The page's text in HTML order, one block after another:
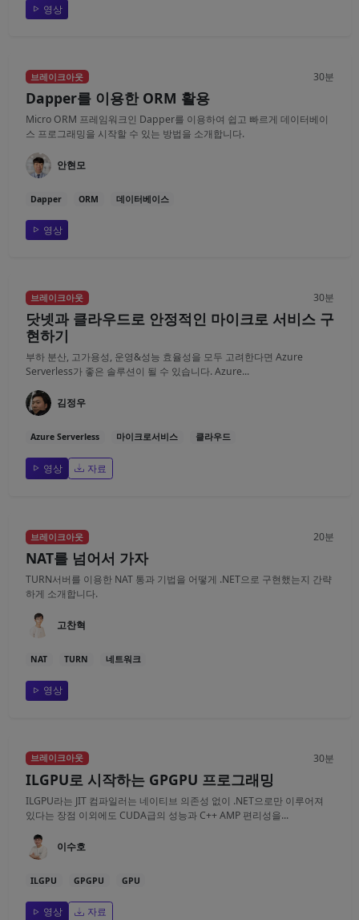
영상
브레이크아웃 30분
Dapper를 이용한 ORM 활용
Micro ORM 프레임워크인 Dapper를 이용하여 쉽고 빠르게 데이터베이
스 프로그래밍을 시작할 수 있는 방법을 소개합니다.
안현모
Dapper ORM 데이터베이스
영상
브레이크아웃 30분
닷넷과 클라우드로 안정적인 마이크로 서비스 구
현하기
부하 분산, 고가용성, 운영&성능 효율성을 모두 고려한다면 Azure
Serverless가 좋은 솔루션이 될 수 있습니다. Azure...
김정우
Azure Serverless 마이크로서비스 클라우드
영상 자료
브레이크아웃 20분
NAT를 넘어서 가자
TURN서버를 이용한 NAT 통과 기법을 어떻게 .NET으로 구현했는지 간략
하게 소개합니다.
고찬혁
NAT TURN 네트워크
영상
브레이크아웃 30분
ILGPU로 시작하는 GPGPU 프로그래밍
ILGPU라는 JIT 컴파일러는 네이티브 의존성 없이 .NET으로만 이루어져
있다는 장점 이외에도 CUDA급의 성능과 C++ AMP 편리성을...
이수호
ILGPU GPGPU GPU
영상 자료